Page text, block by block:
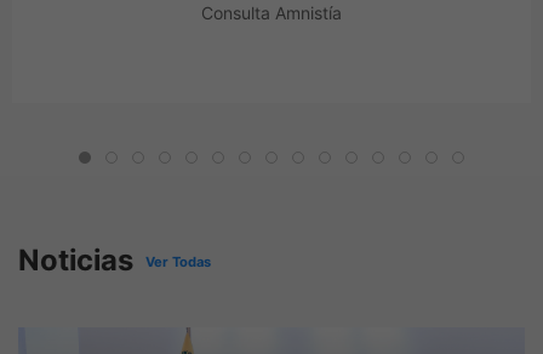
Consulta Amnistía
Noticias Ver Todas